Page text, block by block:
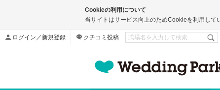
Cookieの利用について
当サイトはサービス向上のためCookieを利用して
ログイン／新規登録 クチコミ投稿